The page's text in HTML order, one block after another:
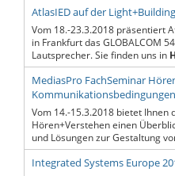
AtlasIED auf der
Vom 18.-23.3.2018 präsentiert
in Frankfurt das GLOBALCOM
Lautsprecher. Sie finden uns in
MediasPro FachSeminar
Vom 14.-15.3.2018 bietet Ihnen
Hören+Verstehen einen
und Lösungen zur Gestaltung
Integrated Systems Europe